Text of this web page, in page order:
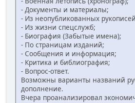
- Документы и материалы;
- Из неопубликованных
- Из жизни спецслужб;
- Биография (Забытые имена);
- По страницам изданий;
- Сообщения и информация;
- Критика и библиография;
- Вопрос-ответ.
Возможны варианты названий
дополнение.
Вчера проанализировал